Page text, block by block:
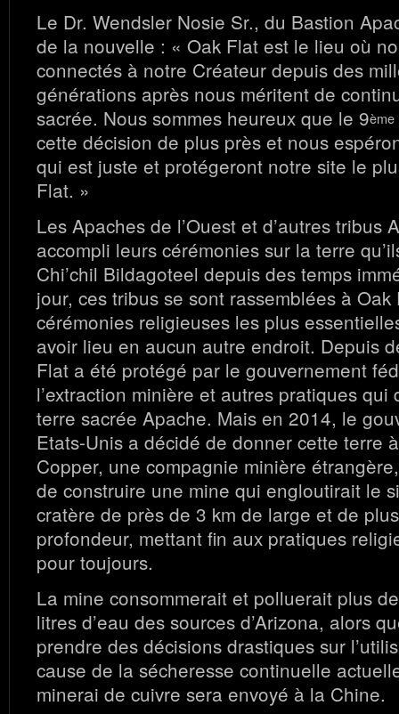
Le Dr. Wendsler Nosie Sr., du Bastion
de la nouvelle : « Oak Flat est le lieu où
connectés à notre Créateur depuis des
générations après nous méritent de
sacrée. Nous sommes heureux que le 9ème
cette décision de plus près et nous
qui est juste et protégeront notre site le
Flat. »
Les Apaches de l’Ouest et d’autres tribus
accompli leurs cérémonies sur la terre
Chi’chil Bildagoteel depuis des temps
jour, ces tribus se sont rassemblées à
cérémonies religieuses les plus
avoir lieu en aucun autre endroit. Depuis
Flat a été protégé par le gouvernement
l’extraction minière et autres pratiques qui
terre sacrée Apache. Mais en 2014, le
Etats-Unis a décidé de donner cette terre
Copper, une compagnie minière
de construire une mine qui engloutirait le
cratère de près de 3 km de large et de
profondeur, mettant fin aux pratiques
pour toujours.
La mine consommerait et polluerait plus
litres d’eau des sources d’Arizona, alors
prendre des décisions drastiques sur
cause de la sécheresse continuelle
minerai de cuivre sera envoyé à la Chine.